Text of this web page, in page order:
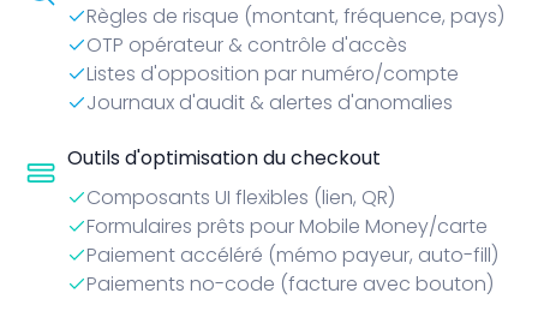
Règles de risque (montant, fréquence, pays)
OTP opérateur & contrôle d'accès
Listes d'opposition par numéro/compte
Journaux d'audit & alertes d'anomalies
Outils d'optimisation du checkout
Composants UI flexibles (lien, QR)
Formulaires prêts pour Mobile Money/carte
Paiement accéléré (mémo payeur, auto-fill)
Paiements no-code (facture avec bouton)